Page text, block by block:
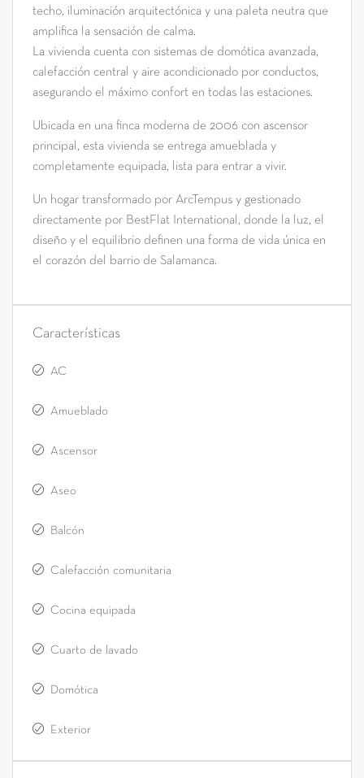
techo, iluminación arquitectónica y una paleta neutra que
amplifica la sensación de calma.
La vivienda cuenta con sistemas de domótica avanzada,
calefacción central y aire acondicionado por conductos,
asegurando el máximo confort en todas las estaciones.
Ubicada en una finca moderna de 2006 con ascensor
principal, esta vivienda se entrega amueblada y
completamente equipada, lista para entrar a vivir.
Un hogar transformado por ArcTempus y gestionado
directamente por BestFlat International, donde la luz, el
diseño y el equilibrio definen una forma de vida única en
el corazón del barrio de Salamanca.
Características
AC
Amueblado
Ascensor
Aseo
Balcón
Calefacción comunitaria
Cocina equipada
Cuarto de lavado
Domótica
Exterior